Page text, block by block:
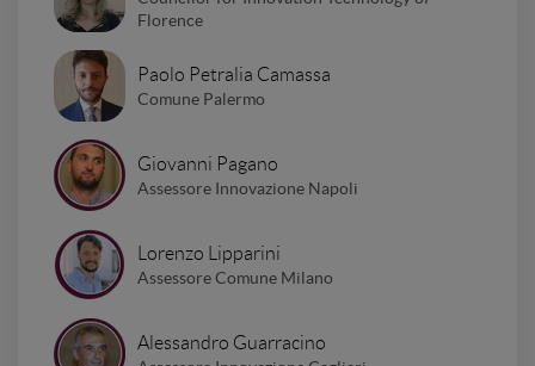
Florence
Paolo Petralia Camassa
Comune Palermo
Giovanni Pagano
Assessore Innovazione Napoli
Lorenzo Lipparini
Assessore Comune Milano
Alessandro Guarracino